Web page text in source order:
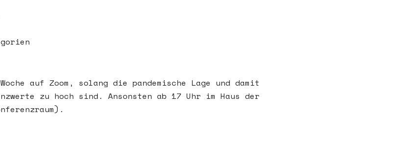
auf Zoom, solang die pandemische Lage und damit
zu hoch sind. Ansonsten ab 17 Uhr im Haus der